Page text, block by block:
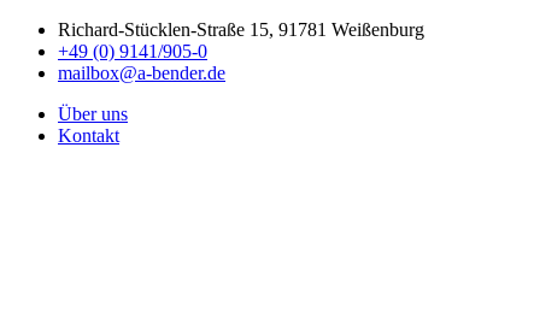
Richard-Stücklen-Straße 15, 91781 Weißenburg
+49 (0) 9141/905-0
mailbox@a-bender.de
Über uns
Kontakt